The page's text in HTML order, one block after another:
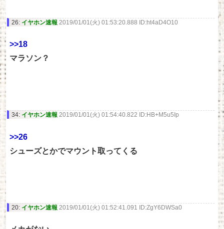
26: イヤホン速報 2019/01/01(火) 01:53:20.888 ID:ht4aD4O10
>>18
マラソン？
34: イヤホン速報 2019/01/01(火) 01:54:40.822 ID:HB+M5u5Ip
>>26
シューズとかでマウント取ってくる
20: イヤホン速報 2019/01/01(火) 01:52:41.091 ID:ZgY6DWSa0